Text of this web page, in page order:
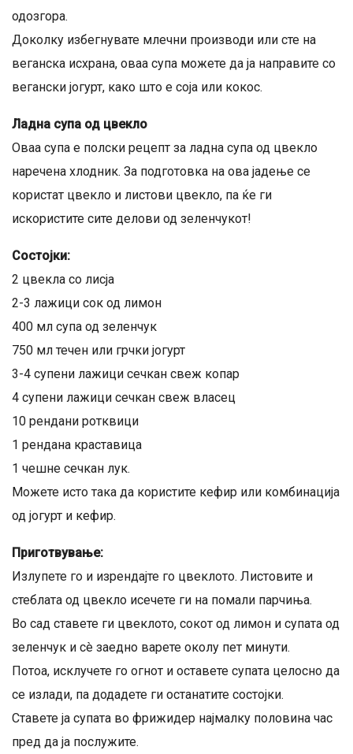
одозгора.
Доколку избегнувате млечни производи или сте на
веганска исхрана, оваа супа можете да ја направите со
вегански јогурт, како што е соја или кокос.
Ладна супа од цвекло
Оваа супа е полски рецепт за ладна супа од цвекло
наречена хлодник. За подготовка на ова јадење се
користат цвекло и листови цвекло, па ќе ги
искористите сите делови од зеленчукот!
Состојки:
2 цвекла со лисја
2-3 лажици сок од лимон
400 мл супа од зеленчук
750 мл течен или грчки јогурт
3-4 супени лажици сечкан свеж копар
4 супени лажици сечкан свеж власец
10 рендани ротквици
1 рендана краставица
1 чешне сечкан лук.
Можете исто така да користите кефир или комбинација
од јогурт и кефир.
Приготвување:
Излупете го и изрендајте го цвеклото. Листовите и
стеблата од цвекло исечете ги на помали парчиња.
Во сад ставете ги цвеклото, сокот од лимон и супата од
зеленчук и сè заедно варете околу пет минути.
Потоа, исклучете го огнот и оставете супата целосно да
се излади, па додадете ги останатите состојки.
Ставете ја супата во фрижидер најмалку половина час
пред да ја послужите.